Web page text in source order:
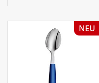
NEU